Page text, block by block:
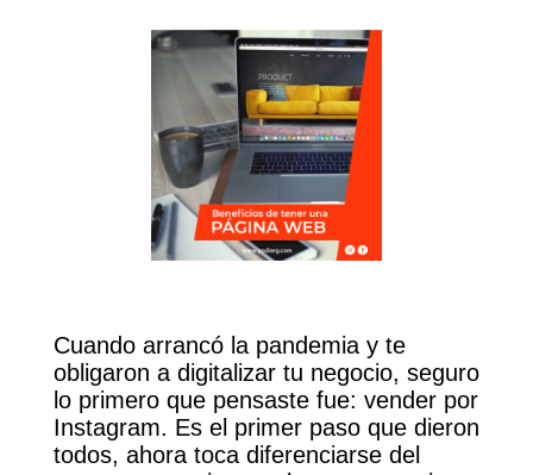
Cuando arrancó la pandemia y te
obligaron a digitalizar tu negocio, seguro
lo primero que pensaste fue: vender por
Instagram. Es el primer paso que dieron
todos, ahora toca diferenciarse del